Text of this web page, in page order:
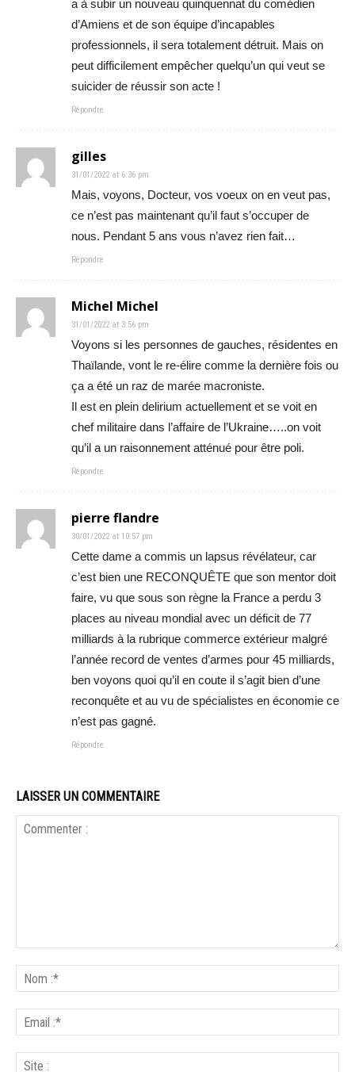
a à subir un nouveau quinquennat du comédien
d’Amiens et de son équipe d’incapables
professionnels, il sera totalement détruit. Mais on
peut difficilement empêcher quelqu’un qui veut se
suicider de réussir son acte !
Répondre
gilles
31/01/2022 at 6:36 pm
Mais, voyons, Docteur, vos voeux on en veut pas,
ce n’est pas maintenant qu’il faut s’occuper de
nous. Pendant 5 ans vous n’avez rien fait…
Répondre
Michel Michel
31/01/2022 at 3:56 pm
Voyons si les personnes de gauches, résidentes en
Thaïlande, vont le re-élire comme la dernière fois ou
ça a été un raz de marée macroniste.
Il est en plein delirium actuellement et se voit en
chef militaire dans l’affaire de l’Ukraine…..on voit
qu’il a un raisonnement atténué pour être poli.
Répondre
pierre flandre
30/01/2022 at 10:57 pm
Cette dame a commis un lapsus révélateur, car
c’est bien une RECONQUÊTE que son mentor doit
faire, vu que sous son règne la France a perdu 3
places au niveau mondial avec un déficit de 77
milliards à la rubrique commerce extérieur malgré
l’année record de ventes d’armes pour 45 milliards,
ben voyons quoi qu’il en coute il s’agit bien d’une
reconquête et au vu de spécialistes en économie ce
n’est pas gagné.
Répondre
LAISSER UN COMMENTAIRE